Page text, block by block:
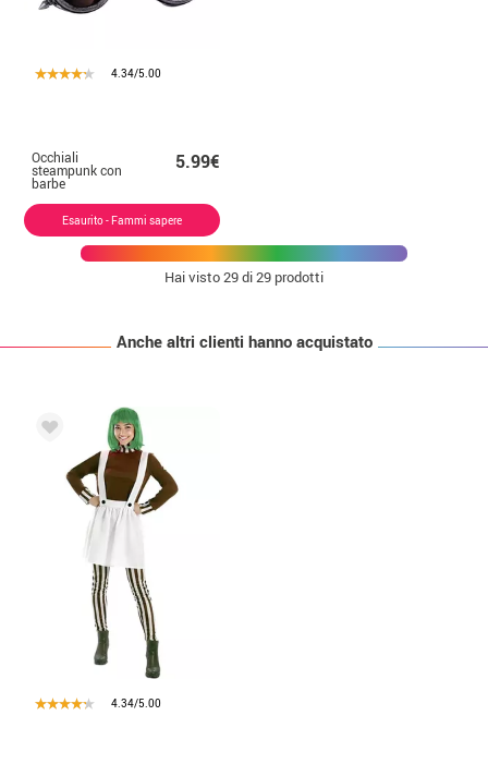
4.34/5.00
Occhiali
steampunk con
barbe
5.99€
Esaurito - Fammi sapere
Hai visto29di 29 prodotti
Anche altri clienti hanno acquistato
4.34/5.00